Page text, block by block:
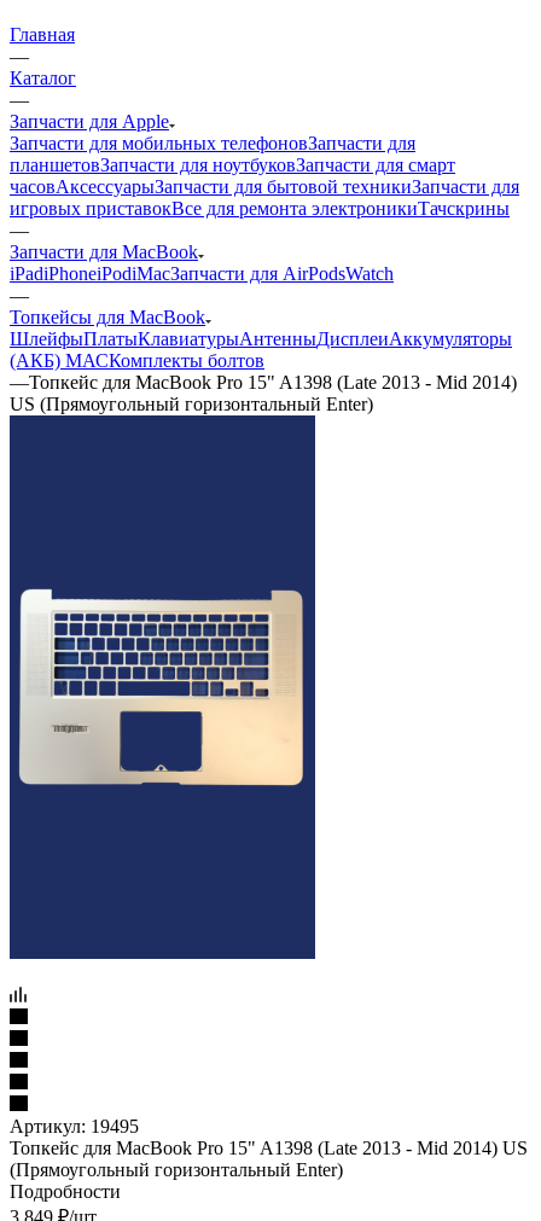
Главная
—
Каталог
—
Запчасти для Apple
Запчасти для мобильных телефоновЗапчасти для
планшетовЗапчасти для ноутбуковЗапчасти для смарт
часовАксессуарыЗапчасти для бытовой техникиЗапчасти для
игровых приставокВсе для ремонта электроникиТачскрины
—
Запчасти для MacBook
iPadiPhoneiPodiMacЗапчасти для AirPodsWatch
—
Топкейсы для MacBook
ШлейфыПлатыКлавиатурыАнтенныДисплеиАккумуляторы
(АКБ) МАСКомплекты болтов
—Топкейс для MacBook Pro 15" A1398 (Late 2013 - Mid 2014)
US (Прямоугольный горизонтальный Enter)
Артикул: 19495
Топкейс для MacBook Pro 15" A1398 (Late 2013 - Mid 2014) US
(Прямоугольный горизонтальный Enter)
Подробности
3 849 ₽/шт